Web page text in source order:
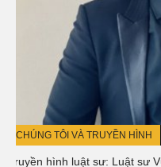
CHÚNG TÔI VÀ TRUYỀN HÌNH
Truyền hình luật sư: Luật sư